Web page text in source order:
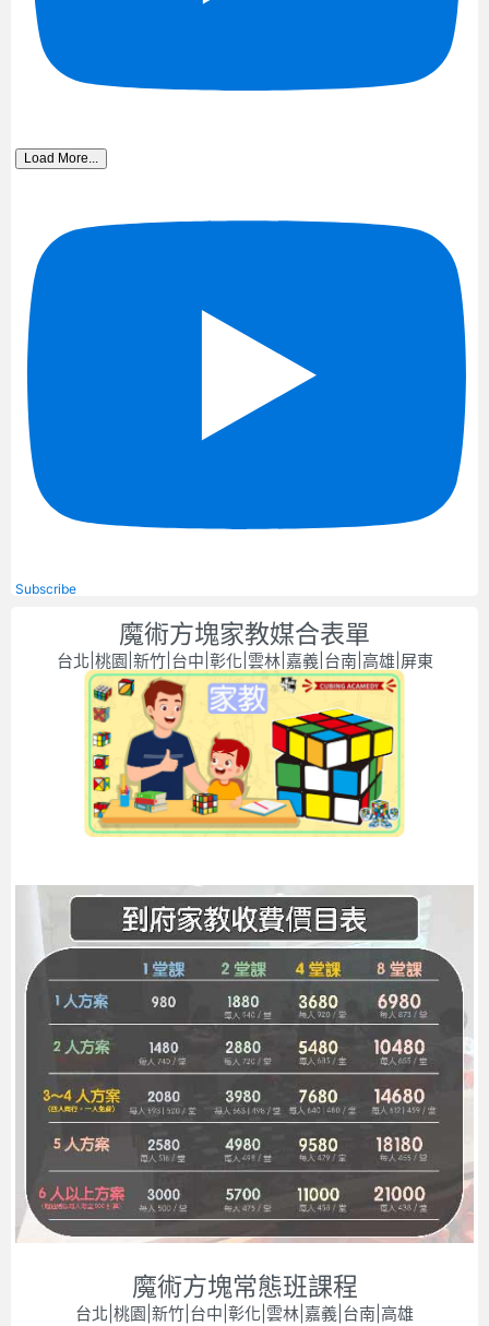
Load More...
Subscribe
魔術方塊家教媒合表單
台北|桃園|新竹|台中|彰化|雲林|嘉義|台南|高雄|屏東
魔術方塊常態班課程
台北|桃園|新竹|台中|彰化|雲林|嘉義|台南|高雄